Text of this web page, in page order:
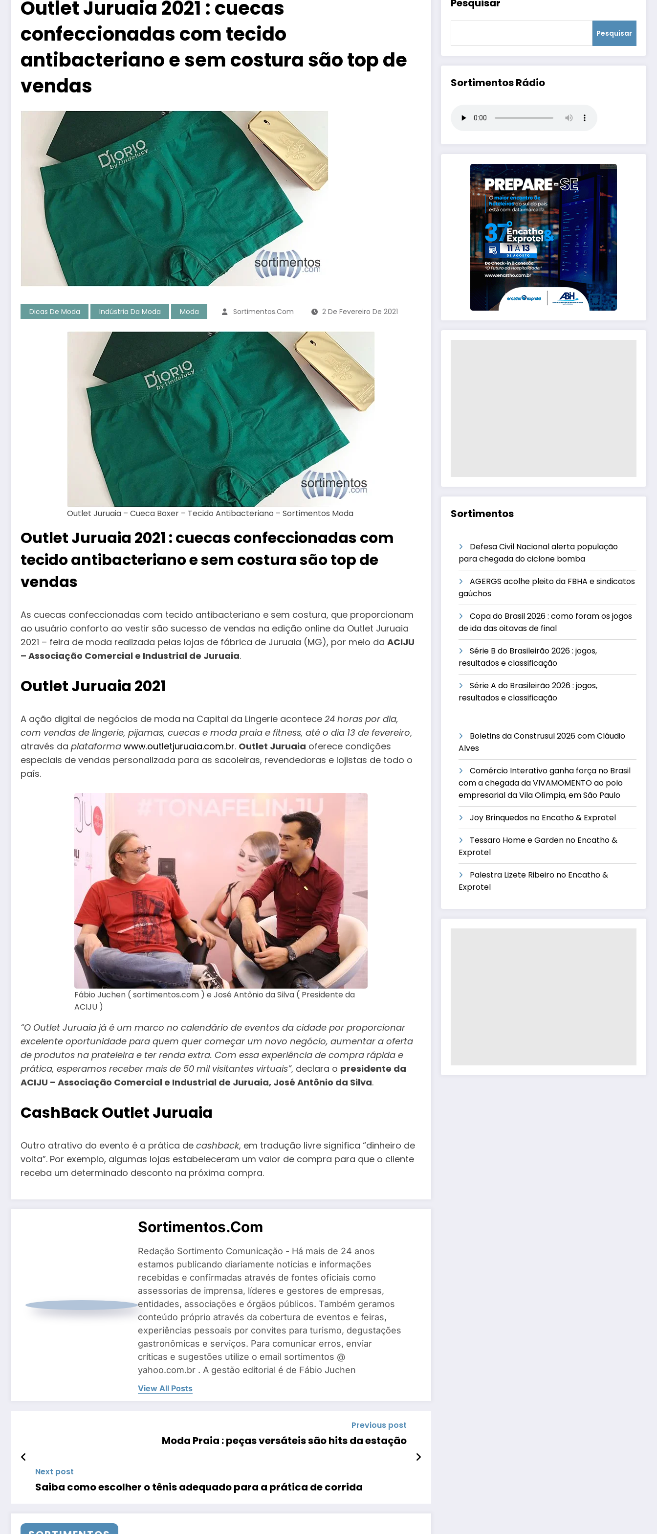
Outlet Juruaia 2021 : cuecas
confeccionadas com tecido
antibacteriano e sem costura são top de
vendas
Dicas De Moda Indústria Da Moda Moda Sortimentos.com 2 De Fevereiro De 2021
Outlet Juruaia – Cueca Boxer – Tecido Antibacteriano – Sortimentos Moda
Outlet Juruaia 2021 : cuecas confeccionadas com
tecido antibacteriano e sem costura são top de
vendas
As cuecas confeccionadas com tecido antibacteriano e sem costura, que proporcionam
ao usuário conforto ao vestir são sucesso de vendas na edição online da Outlet Juruaia
2021 – feira de moda realizada pelas lojas de fábrica de Juruaia (MG), por meio da ACIJU
– Associação Comercial e Industrial de Juruaia.
Outlet Juruaia 2021
A ação digital de negócios de moda na Capital da Lingerie acontece 24 horas por dia,
com vendas de lingerie, pijamas, cuecas e moda praia e fitness, até o dia 13 de fevereiro,
através da plataforma www.outletjuruaia.com.br. Outlet Juruaia oferece condições
especiais de vendas personalizada para as sacoleiras, revendedoras e lojistas de todo o
país.
Fábio Juchen ( sortimentos.com ) e José Antônio da Silva ( Presidente da
ACIJU )
“O Outlet Juruaia já é um marco no calendário de eventos da cidade por proporcionar
excelente oportunidade para quem quer começar um novo negócio, aumentar a oferta
de produtos na prateleira e ter renda extra. Com essa experiência de compra rápida e
prática, esperamos receber mais de 50 mil visitantes virtuais”, declara o presidente da
ACIJU – Associação Comercial e Industrial de Juruaia, José Antônio da Silva.
CashBack Outlet Juruaia
Outro atrativo do evento é a prática de cashback, em tradução livre significa “dinheiro de
volta”. Por exemplo, algumas lojas estabeleceram um valor de compra para que o cliente
receba um determinado desconto na próxima compra.
Sortimentos.com
Redação Sortimento Comunicação - Há mais de 24 anos
estamos publicando diariamente notícias e informações
recebidas e confirmadas através de fontes oficiais como
assessorias de imprensa, líderes e gestores de empresas,
entidades, associações e órgãos públicos. Também geramos
conteúdo próprio através da cobertura de eventos e feiras,
experiências pessoais por convites para turismo, degustações
gastronômicas e serviços. Para comunicar erros, enviar
críticas e sugestões utilize o email sortimentos @
yahoo.com.br . A gestão editorial é de Fábio Juchen
View All Posts
Previous post
Moda Praia : peças versáteis são hits da estação
Next post
Saiba como escolher o tênis adequado para a prática de corrida
Pesquisar
Pesquisar
Sortimentos Rádio
Sortimentos
Defesa Civil Nacional alerta população
para chegada do ciclone bomba
AGERGS acolhe pleito da FBHA e sindicatos
gaúchos
Copa do Brasil 2026 : como foram os jogos
de ida das oitavas de final
Série B do Brasileirão 2026 : jogos,
resultados e classificação
Série A do Brasileirão 2026 : jogos,
resultados e classificação
Boletins da Construsul 2026 com Cláudio
Alves
Comércio Interativo ganha força no Brasil
com a chegada da VIVAMOMENTO ao polo
empresarial da Vila Olímpia, em São Paulo
Joy Brinquedos no Encatho & Exprotel
Tessaro Home e Garden no Encatho &
Exprotel
Palestra Lizete Ribeiro no Encatho &
Exprotel